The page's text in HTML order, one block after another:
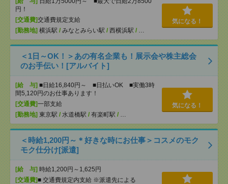
円！
[交通費]交通費規定支給
[勤務地] 横浜駅 / みなとみらい駅 / 西横浜駅 / …
気になる！
＜1日～OK！＞あの有名企業も！展示会や株主総会
のお手伝い！[アルバイト]
[給 与] ■日給16,840円～ ■日払いOK ■実働3時
間5,120円のお仕事あります！
[交通費]一部支給
[勤務地] 東京駅 / 水道橋駅 / 有楽町駅 / …
気になる！
＜時給1,200円～＊好きな時にお仕事＞コスメのモク
モク仕分け[派遣]
[給 与] 時給1,200円～1,625円
[交通費]■ 交通費規定内支給 ※派遣先による